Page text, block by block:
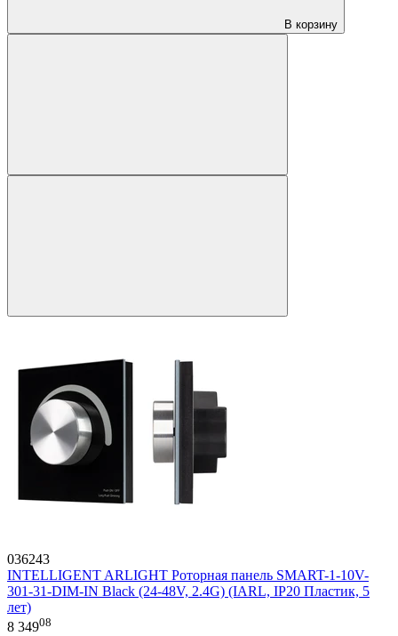
В корзину
036243
INTELLIGENT ARLIGHT Роторная панель SMART-1-10V-
301-31-DIM-IN Black (24-48V, 2.4G) (IARL, IP20 Пластик, 5
лет)
8 34908